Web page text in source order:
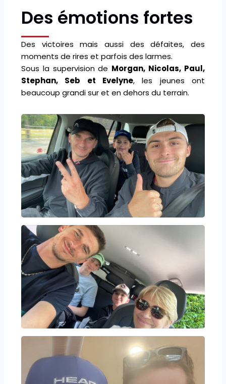
Des émotions fortes
Des victoires mais aussi des défaites, des
moments de rires et parfois des larmes.
Sous la supervision de Morgan, Nicolas, Paul,
Stephan, Seb et Evelyne, les jeunes ont
beaucoup grandi sur et en dehors du terrain.